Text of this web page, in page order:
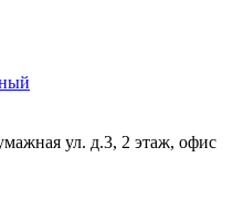
ул. д.3, 2 этаж, офис